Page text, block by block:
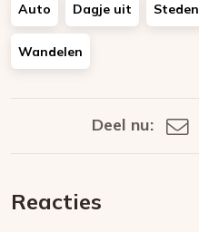
Auto Dagje uit
Wandelen
Deel nu:
Reacties